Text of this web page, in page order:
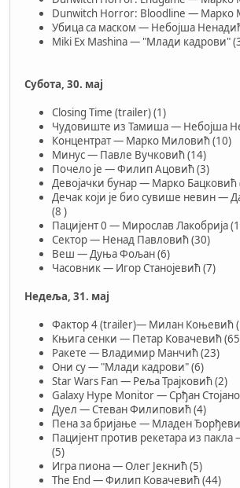
Dunwitch Horror: Bloodline — Марко
Убица са маском — Небојша
Miki Ex Mashina — "Млади кадрови"
Субота, 30. мај
Closing Time (trailer) (1)
Чудовиште из Тамиша — Небојша
Концентрат — Марко Миловић (10)
Минус — Павле Вучковић (14)
Почело је — Филип Ацовић (3)
Девојачки бунар — Марко Бацковић
Дечак који је био сувише невин —
(8 )
Пацијент 0 — Мирослав Лакобрија
Сектор — Ненад Павловић (30)
Веш — Дуња Фољан (6)
Часовник — Игор Станојевић (7)
Недеља, 31. мај
Фактор 4 (trailer)— Милан Коњевић
Књига сенки — Петар Ковачевић
Ракете — Владимир Манчић (23)
Они су — "Млади кадрови" (6)
Star Wars Fan — Реља Трајковић (2)
Galaxy Hype Monitor — Срђан
Дуел — Стеван Филиповић (4)
Пена за бријање — Младен
Пацијент против рекетара из
(5)
Игра пиона — Олег Јекнић (5)
The End — Филип Ковачевић (44)